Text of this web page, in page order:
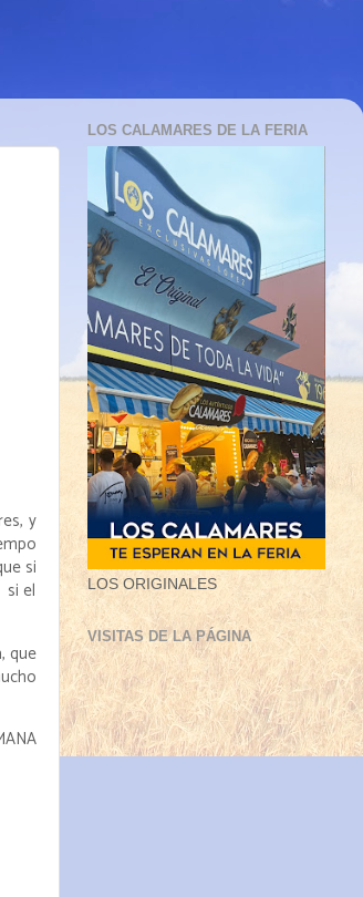
y
si
si el
que
LOS CALAMARES DE LA FERIA
LOS ORIGINALES
VISITAS DE LA PÁGINA